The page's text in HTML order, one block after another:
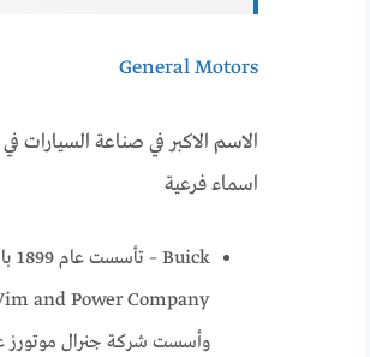
General Motors
اسماء فرعية
وأسست شركة جنرال موتورز عام